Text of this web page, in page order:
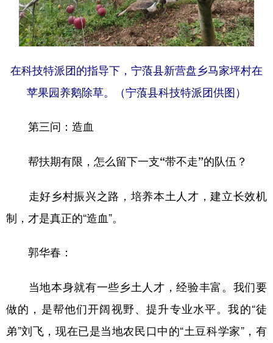
在科技特派团的指导下，宁蒗县新营盘乡马家坪村在
苹果园养鹅除草。（宁蒗县科技特派团供图）
第三问：造血
帮扶期有限，怎么留下一支“带不走”的队伍？
走好乡村振兴之路，培养本土人才，建立长效机
制，才是真正的“造血”。
郭华春：
当地本身就有一些乡土人才，经验丰富。我们要
做的，是帮他们开阔视野、提升专业水平。我的“徒
弟”刘飞，现在已是当地农民口中的“土豆科学家”，有